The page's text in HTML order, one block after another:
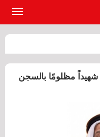
مظلومًا بالسجن